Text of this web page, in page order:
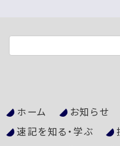
ホーム お知らせ
速記を知る・学ぶ